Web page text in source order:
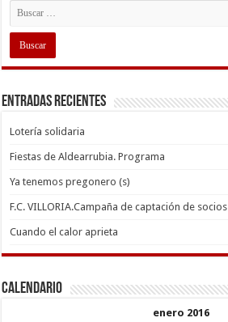
Entradas recientes
Lotería solidaria
Fiestas de Aldearrubia. Programa
Ya tenemos pregonero (s)
F.C. VILLORIA.Campaña de captación de socios
Cuando el calor aprieta
Calendario
enero 2016